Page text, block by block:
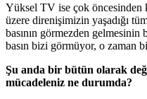
Yüksel TV ise çok öncesinden
üzere direnişimizin yaşadığı
basının görmezden
basın bizi görmüyor, o zaman
Şu anda bir bütün olarak
mücadeleniz ne durumda?